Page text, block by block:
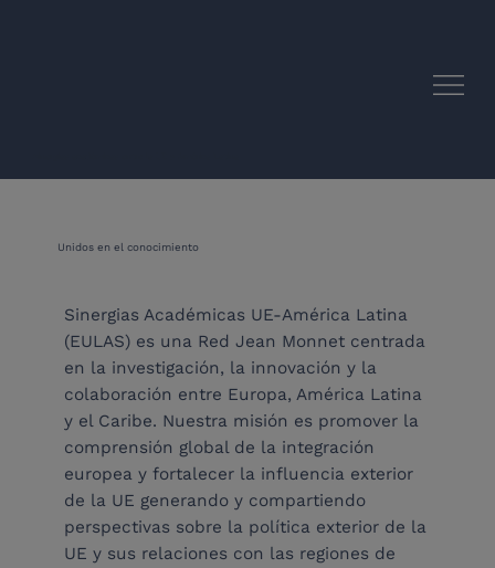
Unidos en el conocimiento
Sinergias Académicas UE-América Latina
(EULAS) es una Red Jean Monnet centrada
en la investigación, la innovación y la
colaboración entre Europa, América Latina
y el Caribe. Nuestra misión es promover la
comprensión global de la integración
europea y fortalecer la influencia exterior
de la UE generando y compartiendo
perspectivas sobre la política exterior de la
UE y sus relaciones con las regiones de